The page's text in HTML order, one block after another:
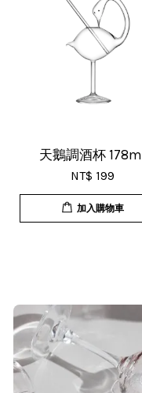
U***
18/Nov/
杯子
效率，
貨速度
超值
天鵝調酒杯 178ml
NT$ 199
加入購物車